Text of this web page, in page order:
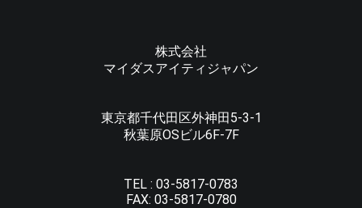
株式会社
マイダスアイティジャパン
東京都千代田区外神田5-3-1
秋葉原OSビル6F-7F
TEL : 03-5817-0783
FAX: 03-5817-0780